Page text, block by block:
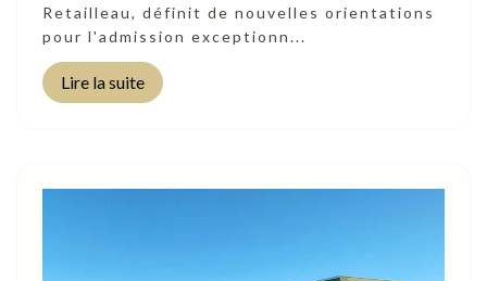
Retailleau, définit de nouvelles orientations
pour l'admission exceptionn...
Lire la suite